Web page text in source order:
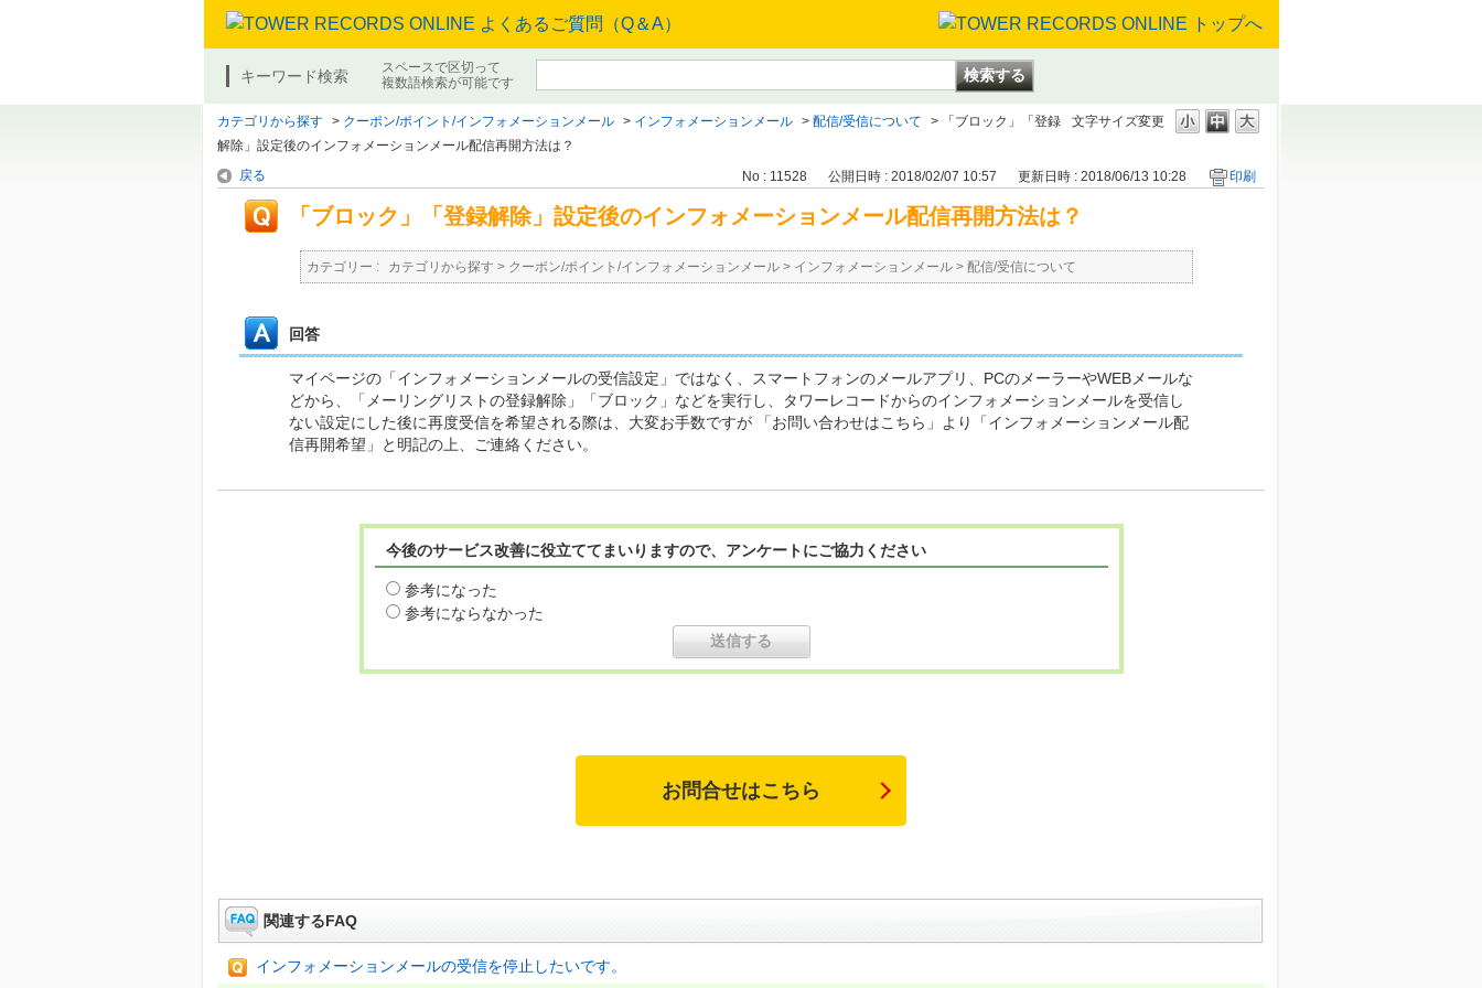
キーワード検索
スペースで区切って
複数語検索が可能です
文字サイズ変更
カテゴリから探す > クーポン/ポイント/インフォメーションメール > インフォメーションメール > 配信/受信について >
「ブロック」「登録
解除」設定後のインフォメーションメール配信再開方法は？
戻る
No : 11528 公開日時 : 2018/02/07 10:57 更新日時 : 2018/06/13 10:28 印刷
「ブロック」「登録解除」設定後のインフォメーションメール配信再開方法は？
カテゴリー : カテゴリから探す > クーポン/ポイント/インフォメーションメール > インフォメーションメール > 配信/受信について
回答
マイページの「インフォメーションメールの受信設定」ではなく、スマートフォンのメールアプリ、PCのメーラーやWEBメールな
どから、「メーリングリストの登録解除」「ブロック」などを実行し、タワーレコードからのインフォメーションメールを受信し
ない設定にした後に再度受信を希望される際は、大変お手数ですが 「お問い合わせはこちら」より「インフォメーションメール配
信再開希望」と明記の上、ご連絡ください。
今後のサービス改善に役立ててまいりますので、アンケートにご協力ください
参考になった
参考にならなかった
お問合せはこちら
関連するFAQ
インフォメーションメールの受信を停止したいです。